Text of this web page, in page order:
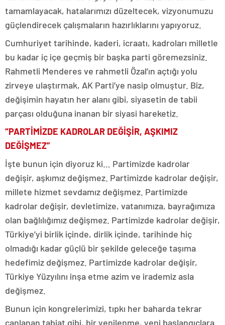
tamamlayacak, hatalarımızı düzeltecek, vizyonumuzu
güçlendirecek çalışmaların hazırlıklarını yapıyoruz.
Cumhuriyet tarihinde, kaderi, icraatı, kadroları milletle
bu kadar iç içe geçmiş bir başka parti göremezsiniz.
Rahmetli Menderes ve rahmetli Özal’ın açtığı yolu
zirveye ulaştırmak, AK Parti’ye nasip olmuştur. Biz,
değişimin hayatın her alanı gibi, siyasetin de tabii
parçası olduğuna inanan bir siyasi hareketiz.
“PARTİMİZDE KADROLAR DEĞİŞİR, AŞKIMIZ
DEĞİŞMEZ”
İşte bunun için diyoruz ki… Partimizde kadrolar
değişir, aşkımız değişmez. Partimizde kadrolar değişir,
millete hizmet sevdamız değişmez. Partimizde
kadrolar değişir, devletimize, vatanımıza, bayrağımıza
olan bağlılığımız değişmez. Partimizde kadrolar değişir,
Türkiye’yi birlik içinde, dirlik içinde, tarihinde hiç
olmadığı kadar güçlü bir şekilde geleceğe taşıma
hedefimiz değişmez. Partimizde kadrolar değişir,
Türkiye Yüzyılını inşa etme azim ve irademiz asla
değişmez.
Bunun için kongrelerimizi, tıpkı her baharda tekrar
canlanan tabiat gibi, bir yenilenme, yeni başlangıçlara